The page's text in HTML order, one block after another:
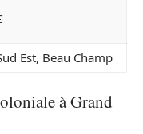
Est, Beau Champ
à Grand